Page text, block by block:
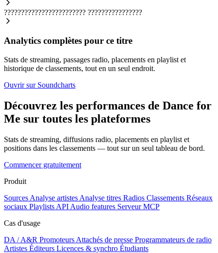
???????????????????????? ????????????????
Analytics complètes pour ce titre
Stats de streaming, passages radio, placements en playlist et
historique de classements, tout en un seul endroit.
Ouvrir sur Soundcharts
Découvrez les performances de Dance for
Me sur toutes les plateformes
Stats de streaming, diffusions radio, placements en playlist et
positions dans les classements — tout sur un seul tableau de bord.
Commencer gratuitement
Produit
Sources Analyse artistes Analyse titres Radios Classements Réseaux
sociaux Playlists API Audio features Serveur MCP
Cas d'usage
DA / A&R Promoteurs Attachés de presse Programmateurs de radio
Artistes Éditeurs Licences & synchro Étudiants